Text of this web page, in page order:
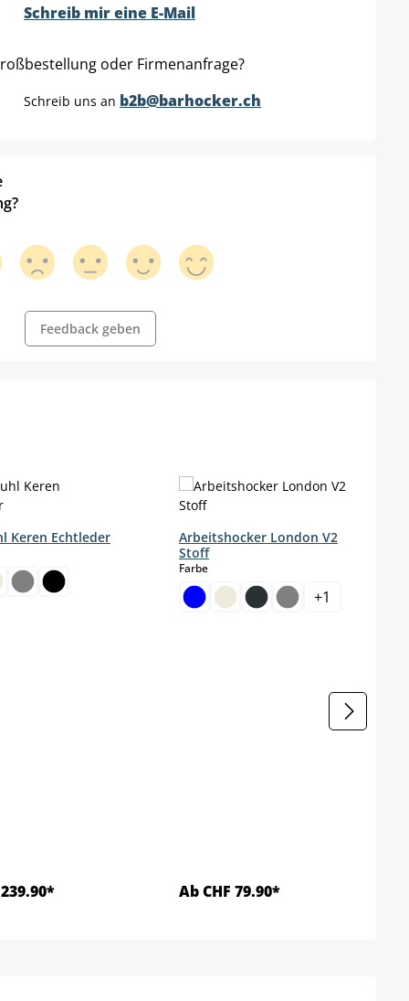
Schreib mir eine E-Mail
oder Firmenanfrage?
Schreib uns an b2b@barhocker.ch
Feedback geben
Keren Echtleder
Arbeitshocker London V2
Stoff
Farbeauswählen
+1
Ab CHF 79.90*